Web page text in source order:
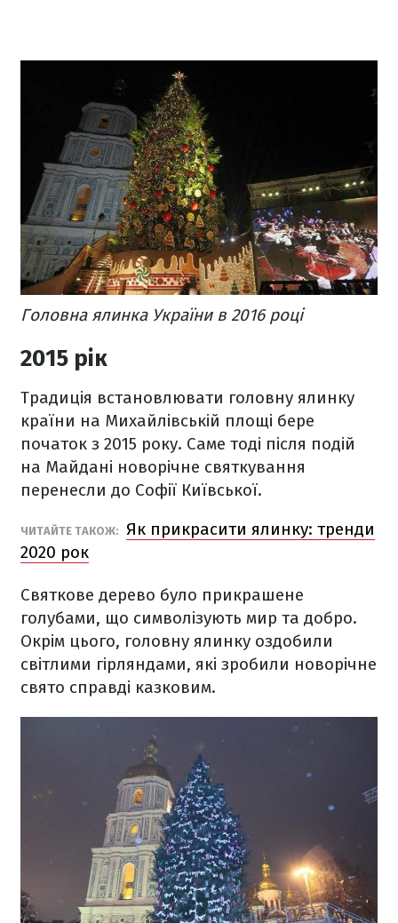
Головна ялинка України в 2016 році
2015 рік
Традиція встановлювати головну ялинку
країни на Михайлівській площі бере
початок з 2015 року. Саме тоді після подій
на Майдані новорічне святкування
перенесли до Софії Київської.
ЧИТАЙТЕ ТАКОЖ: Як прикрасити ялинку: тренди
2020 рок
Святкове дерево було прикрашене
голубами, що символізують мир та добро.
Окрім цього, головну ялинку оздобили
світлими гірляндами, які зробили новорічне
свято справді казковим.